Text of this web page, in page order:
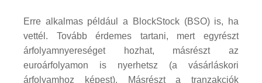
Erre alkalmas például a BlockStock (BSO) is, ha
vettél. Tovább érdemes tartani, mert egyrészt
árfolyamnyereséget hozhat, másrészt az
euroárfolyamon is nyerhetsz (a vásárláskori
árfolyamhoz képest). Másrészt a tranzakciók